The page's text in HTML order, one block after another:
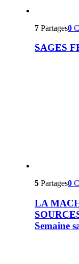
7 Partages0
SAGES
5 Partages0
LA
Semaine